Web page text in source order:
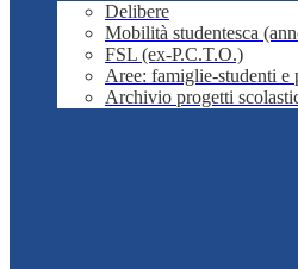
Delibere
Mobilità studentesca
FSL (ex-P.C.T.O.)
Aree: famiglie-studenti e
Archivio progetti